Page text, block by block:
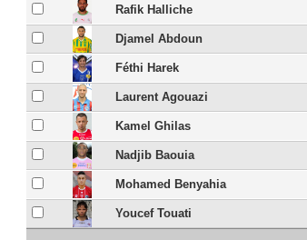
Rafik Halliche
Djamel Abdoun
Féthi Harek
Laurent Agouazi
Kamel Ghilas
Nadjib Baouia
Mohamed Benyahia
Youcef Touati